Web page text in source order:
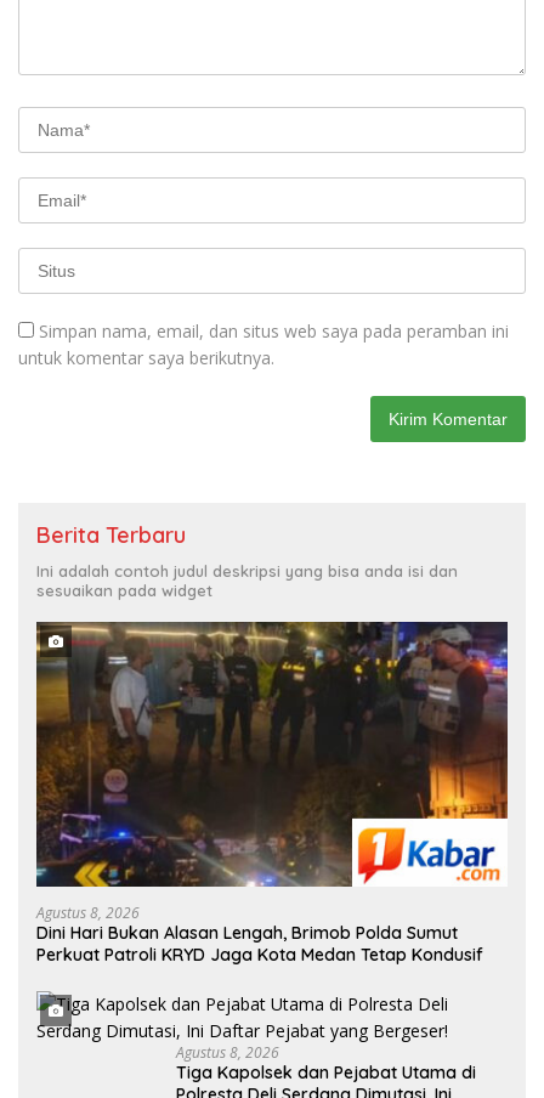
Simpan nama, email, dan situs web saya pada peramban ini
untuk komentar saya berikutnya.
Berita Terbaru
Ini adalah contoh judul deskripsi yang bisa anda isi dan
sesuaikan pada widget
Agustus 8, 2026
Dini Hari Bukan Alasan Lengah, Brimob Polda Sumut
Perkuat Patroli KRYD Jaga Kota Medan Tetap Kondusif
Agustus 8, 2026
Tiga Kapolsek dan Pejabat Utama di